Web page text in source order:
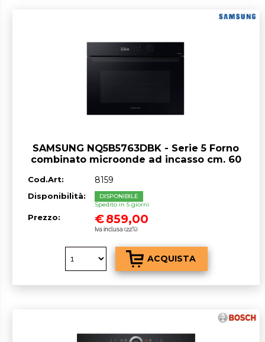
SAMSUNG NQ5B5763DBK - Serie 5 Forno
combinato microonde ad incasso cm. 60
Cod.Art: 8159
Disponibilità:
DISPONIBILE
Spedito in 5 giorni
Prezzo: €859,00
Iva inclusa (22%)